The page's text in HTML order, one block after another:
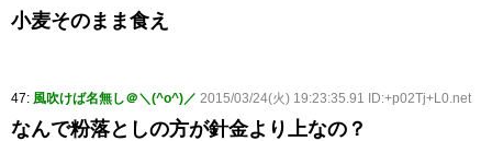
小麦そのまま食え
47: 風吹けば名無し＠＼(^o^)／ 2015/03/24(火) 19:23:35.91 ID:+p02Tj+L0.net
なんで粉落としの方が針金より上なの？